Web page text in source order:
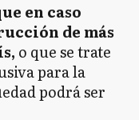
en caso
de más
o que se trate
para la
podrá ser